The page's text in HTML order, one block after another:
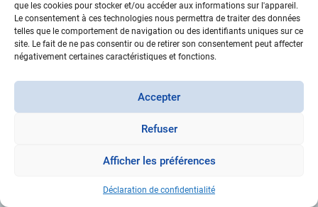
que les cookies pour stocker et/ou accéder aux informations sur l'appareil.
Le consentement à ces technologies nous permettra de traiter des données
telles que le comportement de navigation ou des identifiants uniques sur ce
site. Le fait de ne pas consentir ou de retirer son consentement peut affecter
négativement certaines caractéristiques et fonctions.
Accepter
Refuser
Afficher les préférences
Déclaration de confidentialité
Pensez à aborder les conditions de travail du patient
Protection de la vie privée•Avez-vous des remarques ou suggestions au sujet de cet